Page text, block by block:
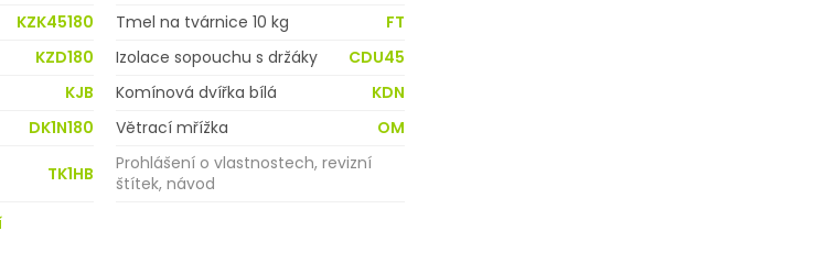
KZK45180 Tmel na tvárnice 10 kg
FT
KZD180 Izolace sopouchu s držáky
CDU45
KJB Komínová dvířka bílá
KDN
DK1N180 Větrací mřížka
OM
TK1HB
Prohlášení o vlastnostech, revizní
štítek, návod